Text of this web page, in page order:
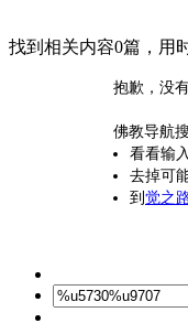
找到相关内容0篇，用
抱歉，没
佛教导航
看看输
去掉可
到 觉之